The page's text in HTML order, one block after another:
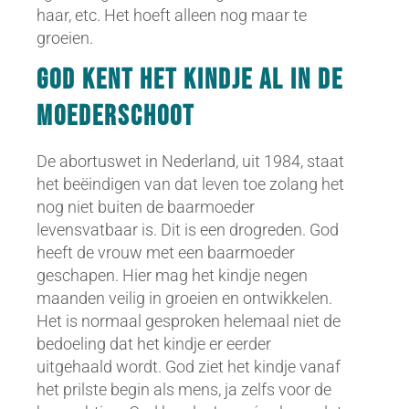
haar, etc. Het hoeft alleen nog maar te
groeien.
God kent het kindje al in de
moederschoot
De abortuswet in Nederland, uit 1984, staat
het beëindigen van dat leven toe zolang het
nog niet buiten de baarmoeder
levensvatbaar is. Dit is een drogreden. God
heeft de vrouw met een baarmoeder
geschapen. Hier mag het kindje negen
maanden veilig in groeien en ontwikkelen.
Het is normaal gesproken helemaal niet de
bedoeling dat het kindje er eerder
uitgehaald wordt. God ziet het kindje vanaf
het prilste begin als mens, ja zelfs voor de